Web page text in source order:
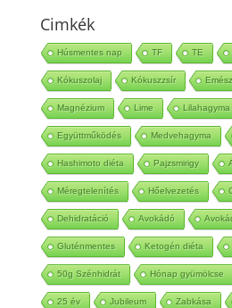
Cimkék
Húsmentes nap TF TE
Kókuszolaj Kókuszzsír
Magnézium Lime Lilahagyma
Együttműködés Medvehagyma
Hashimoto diéta Pajzsmirigy
Méregtelenítés Hőelvezetés
Dehidratáció Avokádó
Gluténmentes Ketogén diéta
50g Szénhidrát Hónap gyümölcse
25 év Jubileum Zabkása